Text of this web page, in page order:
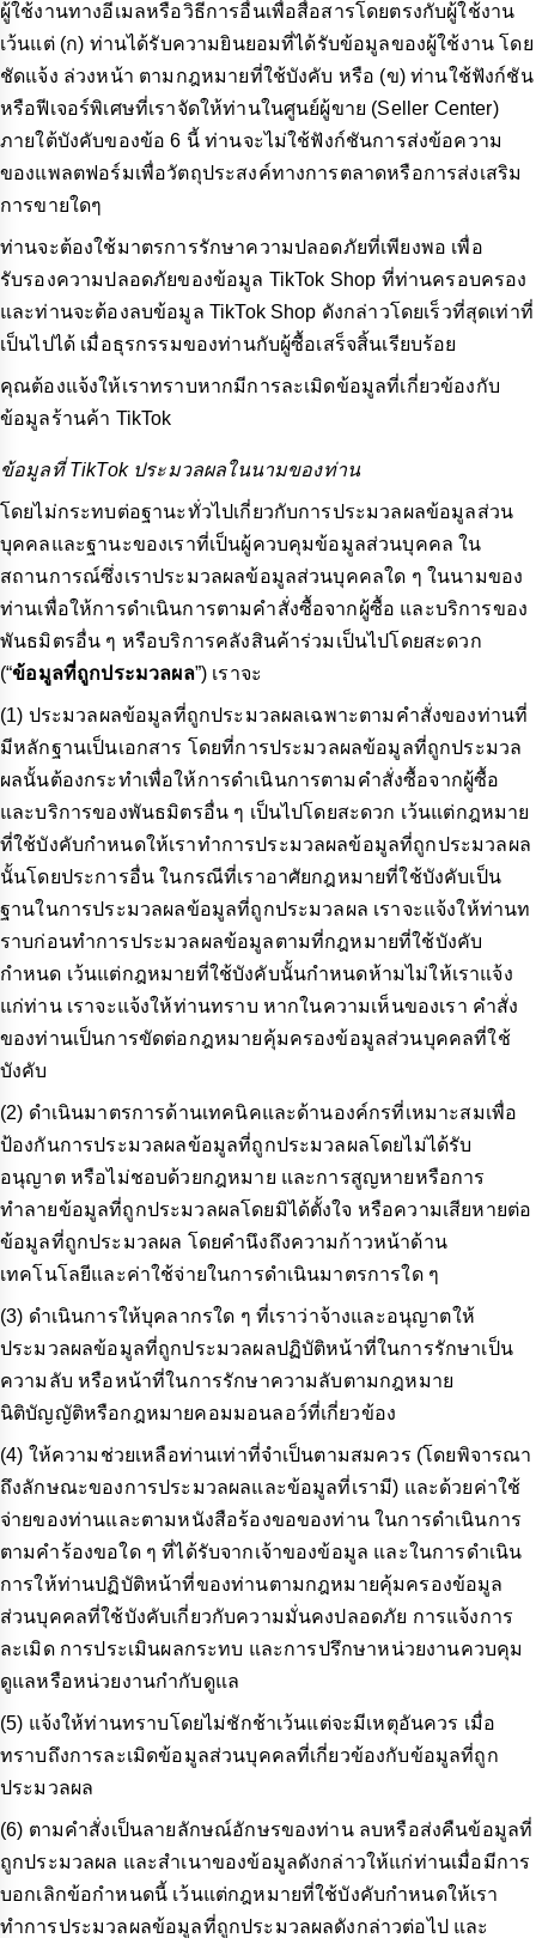
ผู้ใช้งานทางอีเมลหรือวิธีการอื่นเพื่อสื่อสารโดยตรงกับผู้ใช้งาน
เว้นแต่ (ก) ท่านได้รับความยินยอมที่ได้รับข้อมูลของผู้ใช้งาน โดย
ชัดแจ้ง ล่วงหน้า ตามกฎหมายที่ใช้บังคับ หรือ (ข) ท่านใช้ฟังก์ชัน
หรือฟีเจอร์พิเศษที่เราจัดให้ท่านในศูนย์ผู้ขาย (Seller Center)
ภายใต้บังคับของข้อ 6 นี้ ท่านจะไม่ใช้ฟังก์ชันการส่งข้อความ
ของแพลตฟอร์มเพื่อวัตถุประสงค์ทางการตลาดหรือการส่งเสริม
การขายใดๆ
ท่านจะต้องใช้มาตรการรักษาความปลอดภัยที่เพียงพอ เพื่อ
รับรองความปลอดภัยของข้อมูล TikTok Shop ที่ท่านครอบครอง
และท่านจะต้องลบข้อมูล TikTok Shop ดังกล่าวโดยเร็วที่สุดเท่าที่
เป็นไปได้ เมื่อธุรกรรมของท่านกับผู้ซื้อเสร็จสิ้นเรียบร้อย
คุณต้องแจ้งให้เราทราบหากมีการละเมิดข้อมูลที่เกี่ยวข้องกับ
ข้อมูลร้านค้า TikTok
ข้อมูลที่ TikTok ประมวลผลในนามของท่าน
โดยไม่กระทบต่อฐานะทั่วไปเกี่ยวกับการประมวลผลข้อมูลส่วน
บุคคลและฐานะของเราที่เป็นผู้ควบคุมข้อมูลส่วนบุคคล ใน
สถานการณ์ซึ่งเราประมวลผลข้อมูลส่วนบุคคลใด ๆ ในนามของ
ท่านเพื่อให้การดำเนินการตามคำสั่งซื้อจากผู้ซื้อ และบริการของ
พันธมิตรอื่น ๆ หรือบริการคลังสินค้าร่วมเป็นไปโดยสะดวก
(“ข้อมูลที่ถูกประมวลผล”) เราจะ
(1) ประมวลผลข้อมูลที่ถูกประมวลผลเฉพาะตามคำสั่งของท่านที่
มีหลักฐานเป็นเอกสาร โดยที่การประมวลผลข้อมูลที่ถูกประมวล
ผลนั้นต้องกระทำเพื่อให้การดำเนินการตามคำสั่งซื้อจากผู้ซื้อ
และบริการของพันธมิตรอื่น ๆ เป็นไปโดยสะดวก เว้นแต่กฎหมาย
ที่ใช้บังคับกำหนดให้เราทำการประมวลผลข้อมูลที่ถูกประมวลผล
นั้นโดยประการอื่น ในกรณีที่เราอาศัยกฎหมายที่ใช้บังคับเป็น
ฐานในการประมวลผลข้อมูลที่ถูกประมวลผล เราจะแจ้งให้ท่านท
ราบก่อนทำการประมวลผลข้อมูลตามที่กฎหมายที่ใช้บังคับ
กำหนด เว้นแต่กฎหมายที่ใช้บังคับนั้นกำหนดห้ามไม่ให้เราแจ้ง
แก่ท่าน เราจะแจ้งให้ท่านทราบ หากในความเห็นของเรา คำสั่ง
ของท่านเป็นการขัดต่อกฎหมายคุ้มครองข้อมูลส่วนบุคคลที่ใช้
บังคับ
(2) ดำเนินมาตรการด้านเทคนิคและด้านองค์กรที่เหมาะสมเพื่อ
ป้องกันการประมวลผลข้อมูลที่ถูกประมวลผลโดยไม่ได้รับ
อนุญาต หรือไม่ชอบด้วยกฎหมาย และการสูญหายหรือการ
ทำลายข้อมูลที่ถูกประมวลผลโดยมิได้ตั้งใจ หรือความเสียหายต่อ
ข้อมูลที่ถูกประมวลผล โดยคำนึงถึงความก้าวหน้าด้าน
เทคโนโลยีและค่าใช้จ่ายในการดำเนินมาตรการใด ๆ
(3) ดำเนินการให้บุคลากรใด ๆ ที่เราว่าจ้างและอนุญาตให้
ประมวลผลข้อมูลที่ถูกประมวลผลปฏิบัติหน้าที่ในการรักษาเป็น
ความลับ หรือหน้าที่ในการรักษาความลับตามกฎหมาย
นิติบัญญัติหรือกฎหมายคอมมอนลอว์ที่เกี่ยวข้อง
(4) ให้ความช่วยเหลือท่านเท่าที่จำเป็นตามสมควร (โดยพิจารณา
ถึงลักษณะของการประมวลผลและข้อมูลที่เรามี) และด้วยค่าใช้
จ่ายของท่านและตามหนังสือร้องขอของท่าน ในการดำเนินการ
ตามคำร้องขอใด ๆ ที่ได้รับจากเจ้าของข้อมูล และในการดำเนิน
การให้ท่านปฏิบัติหน้าที่ของท่านตามกฎหมายคุ้มครองข้อมูล
ส่วนบุคคลที่ใช้บังคับเกี่ยวกับความมั่นคงปลอดภัย การแจ้งการ
ละเมิด การประเมินผลกระทบ และการปรึกษาหน่วยงานควบคุม
ดูแลหรือหน่วยงานกำกับดูแล
(5) แจ้งให้ท่านทราบโดยไม่ชักช้าเว้นแต่จะมีเหตุอันควร เมื่อ
ทราบถึงการละเมิดข้อมูลส่วนบุคคลที่เกี่ยวข้องกับข้อมูลที่ถูก
ประมวลผล
(6) ตามคำสั่งเป็นลายลักษณ์อักษรของท่าน ลบหรือส่งคืนข้อมูลที่
ถูกประมวลผล และสำเนาของข้อมูลดังกล่าวให้แก่ท่านเมื่อมีการ
บอกเลิกข้อกำหนดนี้ เว้นแต่กฎหมายที่ใช้บังคับกำหนดให้เรา
ทำการประมวลผลข้อมูลที่ถูกประมวลผลดังกล่าวต่อไป และ